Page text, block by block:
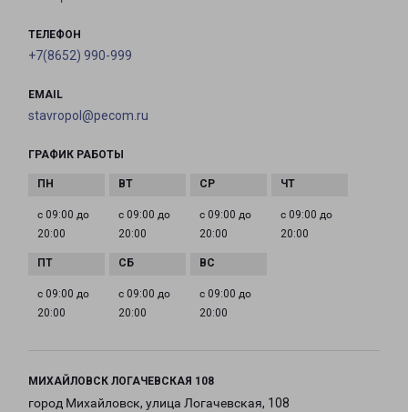
ТЕЛЕФОН
+7(8652) 990-999
EMAIL
stavropol@pecom.ru
ГРАФИК РАБОТЫ
с 09:00 до
20:00
с 09:00 до
20:00
с 09:00 до
20:00
с 09:00 до
20:00
с 09:00 до
20:00
с 09:00 до
20:00
с 09:00 до
20:00
МИХАЙЛОВСК ЛОГАЧЕВСКАЯ 108
город Михайловск, улица Логачевская, 108